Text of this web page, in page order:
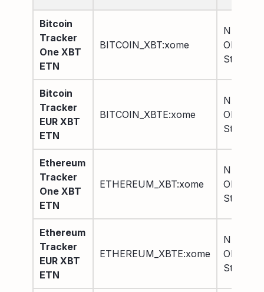
Bitcoin
Tracker
One XBT
ETN
BITCOIN_XBT:xome
NASDAQ
OMX
Bitcoin
Tracker
EUR XBT
ETN
BITCOIN_XBTE:xome
NASDAQ
OMX
Ethereum
Tracker
One XBT
ETN
ETHEREUM_XBT:xome
NASDAQ
OMX
Ethereum
Tracker
EUR XBT
ETN
ETHEREUM_XBTE:xome
NASDAQ
OMX